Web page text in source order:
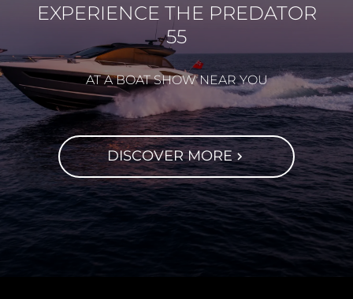
EXPERIENCE THE PREDATOR
55
AT A BOAT SHOW NEAR YOU
DISCOVER MORE